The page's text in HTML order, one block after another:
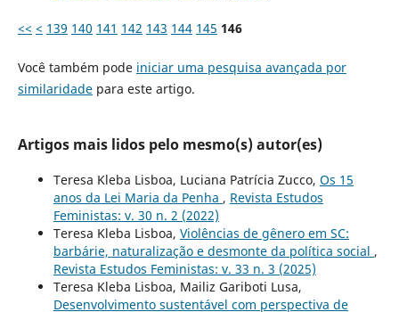
<< < 139 140 141 142 143 144 145 146
Você também pode iniciar uma pesquisa avançada por
similaridadepara este artigo.
Artigos mais lidos pelo mesmo(s) autor(es)
Teresa Kleba Lisboa, Luciana Patrícia Zucco, Os 15
anos da Lei Maria da Penha , Revista Estudos
Feministas: v. 30 n. 2 (2022)
Teresa Kleba Lisboa, Violências de gênero em SC:
barbárie, naturalização e desmonte da política social ,
Revista Estudos Feministas: v. 33 n. 3 (2025)
Teresa Kleba Lisboa, Mailiz Gariboti Lusa,
Desenvolvimento sustentável com perspectiva de